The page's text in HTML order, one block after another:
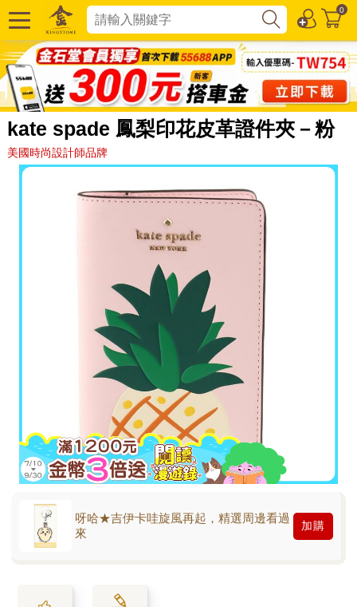
0
kate spade 鳳梨印花皮革證件夾－粉
美國時尚設計師品牌
呀哈★吉伊卡哇旋風再起，精選周邊看過
來
加購